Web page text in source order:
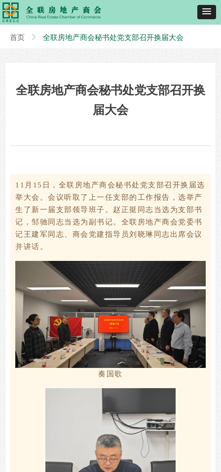
全联房地产商会秘书处党支部召开换
届大会
11月15日，全联房地产商会秘书处党支部召开换届选
举大会。会议听取了上一任支部的工作报告，选举产
生了新一届支部领导班子。赵正挺同志当选为支部书
记，邹驰同志当选为副书记。全联房地产商会党委书
记王建军同志、商会党建指导员刘晓琳同志出席会议
并讲话。
奏国歌
首页 ꁕ 全联房地产商会秘书处党支部召开换届大会